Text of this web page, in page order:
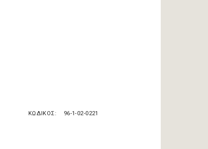
ΚΩΔΙΚΟΣ 96-1-02-0221